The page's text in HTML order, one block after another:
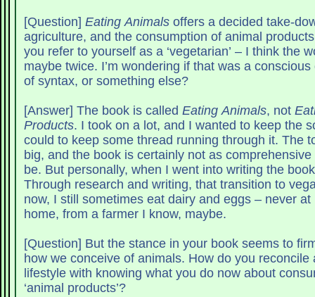
[Question] Eating Animalsoffers a decided take-
agriculture, and the consumption of animal
you refer to yourself as a ‘vegetarian’ – I think the
maybe twice. I’m wondering if that was a
of syntax, or something else?
[Answer] The book is called Eating Animals, not
Products. I took on a lot, and I wanted to keep the
could to keep some thread running through it. The
big, and the book is certainly not as
be. But personally, when I went into writing the
Through research and writing, that transition to
now, I still sometimes eat dairy and eggs – never
home, from a farmer I know, maybe.
[Question] But the stance in your book seems to
how we conceive of animals. How do you reconcile
lifestyle with knowing what you do now about
‘animal products’?